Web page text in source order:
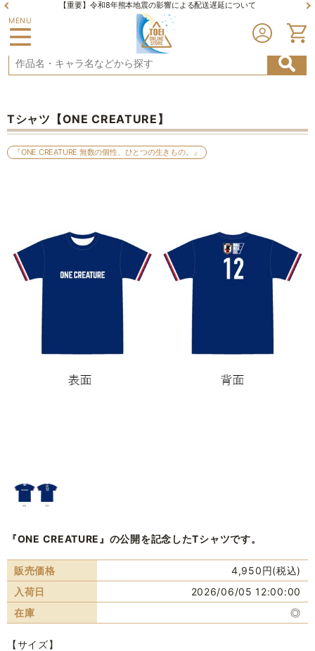
【重要】令和8年熊本地震の影響による配送遅延について
MENU
Tシャツ【ONE CREATURE】
『ONE CREATURE 無数の個性、ひとつの生きもの。』
『ONE CREATURE』の公開を記念したTシャツです。
販売価格
4,950円(税込)
入荷日
2026/06/05 12:00:00
在庫
◎
【サイズ】